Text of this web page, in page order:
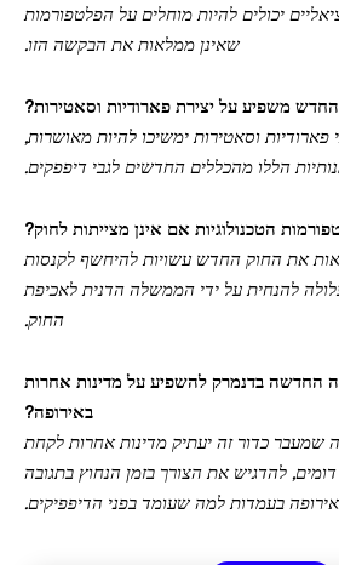
יכולים להיות מוחלים על הפלטפורמות
שאינן ממלאות את הבקשה הזו.
משפיע על יצירת פארודיות וסאטירות?
וסאטירות ימשיכו להיות מאושרות,
הללו מהכללים החדשים לגבי דיפפקים.
הטכנולוגיות אם אינן מצייתות לחוק?
את החוק החדש עשויות להיחשף לקנסות
להנחית על ידי הממשלה הדנית לאכיפת
החוק.
החדשה בדנמרק להשפיע על מדינות אחרות
באירופה?
שמעבר כדור זה יעתיק מדינות אחרות לקחת
להדגיש את הצורך בזמן הנחוץ בתגובה
בעמדות למה שעומד בפני הדיפפיקים.